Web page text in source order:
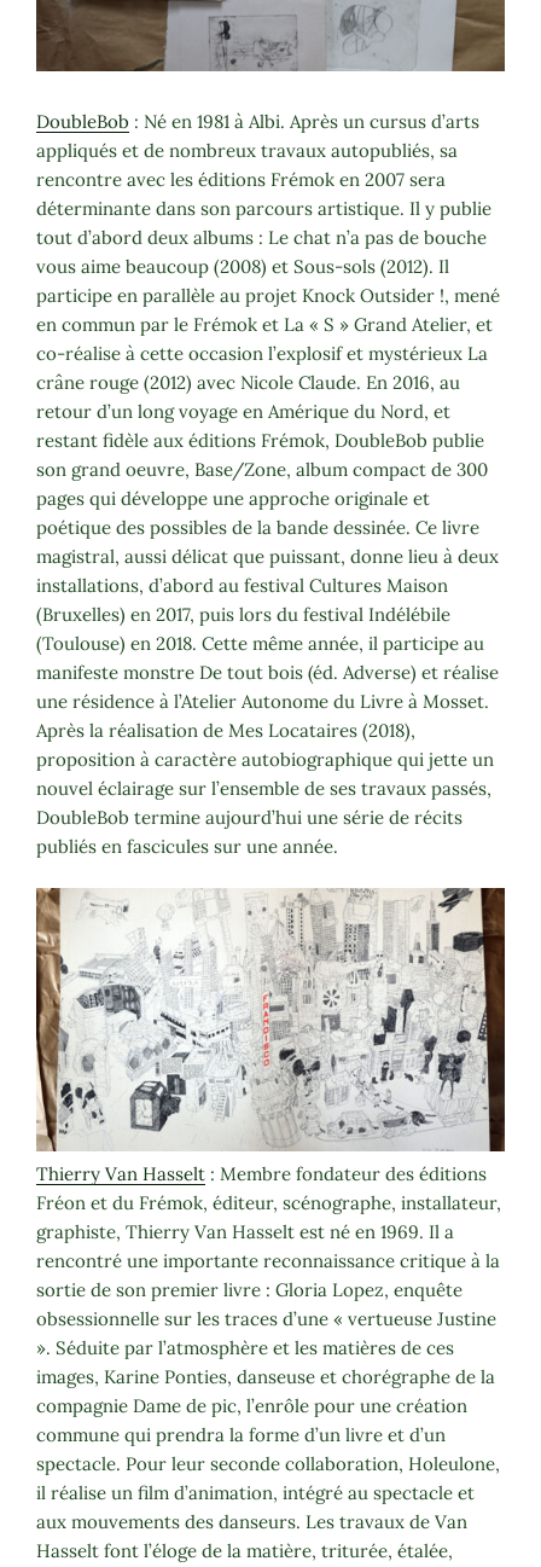
DoubleBob : Né en 1981 à Albi. Après un cursus d’arts
appliqués et de nombreux travaux autopubliés, sa
rencontre avec les éditions Frémok en 2007 sera
déterminante dans son parcours artistique. Il y publie
tout d’abord deux albums : Le chat n’a pas de bouche
vous aime beaucoup (2008) et Sous-sols (2012). Il
participe en parallèle au projet Knock Outsider !, mené
en commun par le Frémok et La « S » Grand Atelier, et
co-réalise à cette occasion l’explosif et mystérieux La
crâne rouge (2012) avec Nicole Claude. En 2016, au
retour d’un long voyage en Amérique du Nord, et
restant fidèle aux éditions Frémok, DoubleBob publie
son grand oeuvre, Base/Zone, album compact de 300
pages qui développe une approche originale et
poétique des possibles de la bande dessinée. Ce livre
magistral, aussi délicat que puissant, donne lieu à deux
installations, d’abord au festival Cultures Maison
(Bruxelles) en 2017, puis lors du festival Indélébile
(Toulouse) en 2018. Cette même année, il participe au
manifeste monstre De tout bois (éd. Adverse) et réalise
une résidence à l’Atelier Autonome du Livre à Mosset.
Après la réalisation de Mes Locataires (2018),
proposition à caractère autobiographique qui jette un
nouvel éclairage sur l’ensemble de ses travaux passés,
DoubleBob termine aujourd’hui une série de récits
publiés en fascicules sur une année.
Thierry Van Hasselt : Membre fondateur des éditions
Fréon et du Frémok, éditeur, scénographe, installateur,
graphiste, Thierry Van Hasselt est né en 1969. Il a
rencontré une importante reconnaissance critique à la
sortie de son premier livre : Gloria Lopez, enquête
obsessionnelle sur les traces d’une « vertueuse Justine
». Séduite par l’atmosphère et les matières de ces
images, Karine Ponties, danseuse et chorégraphe de la
compagnie Dame de pic, l’enrôle pour une création
commune qui prendra la forme d’un livre et d’un
spectacle. Pour leur seconde collaboration, Holeulone,
il réalise un film d’animation, intégré au spectacle et
aux mouvements des danseurs. Les travaux de Van
Hasselt font l’éloge de la matière, triturée, étalée,